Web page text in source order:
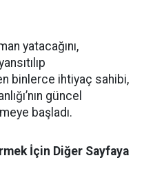
yatacağını,
binlerce ihtiyaç sahibi,
güncel
başladı.
İçin Diğer Sayfaya